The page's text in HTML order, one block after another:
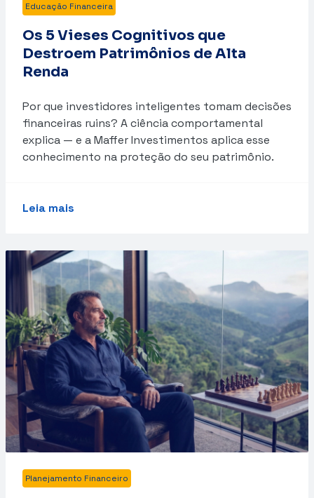
Educação Financeira
Os 5 Vieses Cognitivos que
Destroem Patrimônios de Alta
Renda
Por que investidores inteligentes tomam decisões
financeiras ruins? A ciência comportamental
explica — e a Maffer Investimentos aplica esse
conhecimento na proteção do seu patrimônio.
Leia mais
Planejamento Financeiro